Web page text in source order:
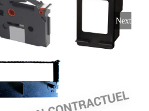
Next